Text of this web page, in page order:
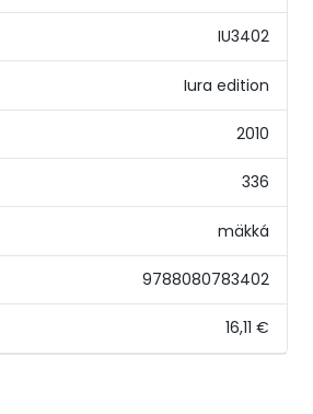
IU3402
Iura edition
2010
336
mäkká
9788080783402
16,11 €